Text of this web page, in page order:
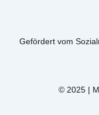
Gefördert vom
© 2025 |